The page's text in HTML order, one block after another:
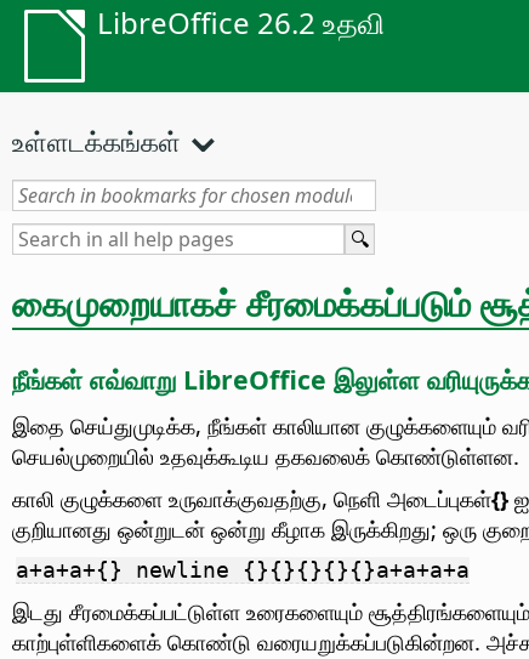
LibreOffice 26.2 உதவி
உள்ளடக்கங்கள்
கைமுறையாகச் சீரமைக்கப்படும்
நீங்கள் எவ்வாறு LibreOffice இலுள்ள
இதை செய்துமுடிக்க, நீங்கள் காலியான குழுக்களையும்
செயல்முறையில் உதவுக்கூடிய தகவலைக் கொண்டுள்ளன.
காலி குழுக்களை உருவாக்குவதற்கு, நெளி அடைப்புகள்{}
குறியானது ஒன்றுடன் ஒன்று கீழாக இருக்கிறது; ஒரு
a+a+a+{} newline {}{}{}{}{}a+a+a+a
இடது சீரமைக்கப்பட்டுள்ள உரைகளையும்
காற்புள்ளிகளைக் கொண்டு வரையறுக்கப்படுகின்றன.